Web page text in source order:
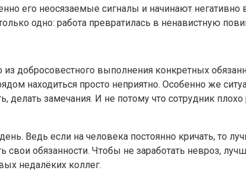
его неосязаемые сигналы и начинают
одно: работа превратилась в ненавистную
из добросовестного выполнения конкретных
находиться просто неприятно. Особенно же
делать замечания. И не потому что сотрудник
Ведь если на человека постоянно кричать, то
обязанности. Чтобы не заработать невроз,
недалёких коллег.